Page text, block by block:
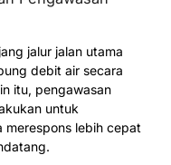
jalur jalan utama
debit air secara
itu, pengawasan
untuk
merespons lebih cepat